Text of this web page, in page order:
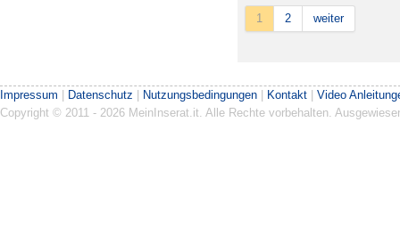
1 2 weiter
Impressum | Datenschutz | Nutzungsbedingungen | Kontakt | Video
Copyright © 2011 - 2026 MeinInserat.it. Alle Rechte vorbehalten.